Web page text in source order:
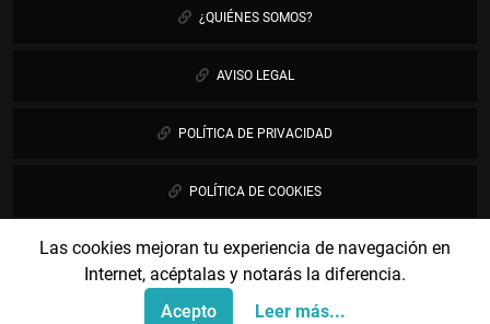
Las cookies mejoran tu experiencia de navegación en
Internet, acéptalas y notarás la diferencia.
Acepto
Leer más...
¿QUIÉNES SOMOS?
AVISO LEGAL
POLÍTICA DE PRIVACIDAD
POLÍTICA DE COOKIES
PUBLICIDAD
CONTÁCTANOS